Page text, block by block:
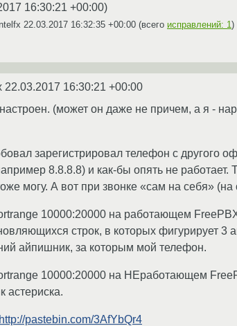
16:30:21 +00:00)
22.03.2017 16:32:35 +00:00 (всего исправлений: 1)
22.03.2017 16:30:21 +00:00
(может он даже не причем, а я -
зарегистрировал телефон с другого
8.8.8.8) и как-бы опять не работает.
могу. А вот при звонке «сам на себя» (на
10000:20000 на работающем
строк, в которых фигурирует
айпишник, за которым мой телефон.
10000:20000 на НЕработающем
астериска.
http://pastebin.com/3AfYbQr4